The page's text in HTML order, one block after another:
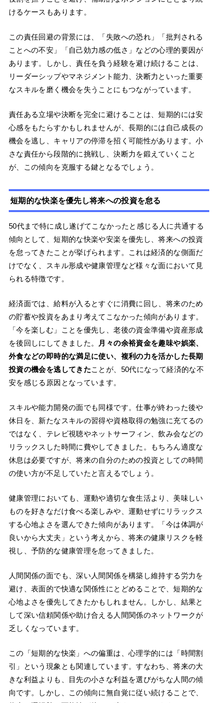
けるケースもあります。
この責任回避の背景には、「失敗への恐れ」「批判される
ことへの不安」「自己効力感の低さ」などの心理的要因が
あります。しかし、責任を負う経験を避け続けることは、
リーダーシップやマネジメント能力、決断力といった重要
なスキルを磨く機会を失うことにもつながっています。
責任ある立場や決断を完全に避けることは、短期的には安
心感をもたらすかもしれませんが、長期的には自己成長の
機会を逃し、キャリアの停滞を招く可能性があります。小
さな責任から段階的に挑戦し、決断力を鍛えていくこと
が、この傾向を克服する鍵となるでしょう。
短期的な快楽を優先し将来への投資を怠る
50代まで特に成し遂げてこなかったと感じる人に共通する
傾向として、短期的な快楽や安楽を優先し、将来への投資
を怠ってきたことが挙げられます。これは経済的な側面だ
けでなく、スキル形成や健康管理など様々な面において見
られる特徴です。
経済面では、給料が入るとすぐに消費に回し、将来のため
の貯蓄や投資をあまり考えてこなかった傾向があります。
「今を楽しむ」ことを優先し、老後の資金準備や資産形成
を後回しにしてきました。
月々の余裕資金を趣味や娯楽、
外食などの即時的な満足に使い、複利の力を活かした長期
投資の機会を逃してきたことが、50代になって経済的な不
安を感じる原因となっています。
スキルや能力開発の面でも同様です。仕事が終わった後や
休日を、新たなスキルの習得や資格取得の勉強に充てるの
ではなく、テレビ視聴やネットサーフィン、飲み会などの
リラックスした時間に費やしてきました。もちろん適度な
休息は必要ですが、将来の自分のための投資としての時間
の使い方が不足していたと言えるでしょう。
健康管理においても、運動や適切な食生活より、美味しい
ものを好きなだけ食べる楽しみや、運動せずにリラックス
する心地よさを選んできた傾向があります。「今は体調が
良いから大丈夫」という考えから、将来の健康リスクを軽
視し、予防的な健康管理を怠ってきました。
人間関係の面でも、深い人間関係を構築し維持する労力を
避け、表面的で快適な関係性にとどめることで、短期的な
心地よさを優先してきたかもしれません。しかし、結果と
して深い信頼関係や助け合える人間関係のネットワークが
乏しくなっています。
この「短期的な快楽」への偏重は、心理学的には「時間割
引」という現象とも関連しています。すなわち、将来の大
きな利益よりも、目先の小さな利益を選びがちな人間の傾
向です。しかし、この傾向に無自覚に従い続けることで、